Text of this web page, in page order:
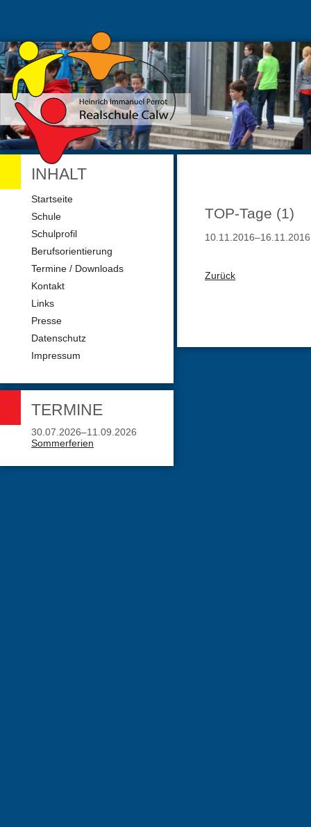
TOP-Tage (1)
10.11.2016–16.11.2016
Zurück
INHALT
Navigation
Startseite
Schule
Schulprofil
Berufsorientierung
Termine / Downloads
Kontakt
Links
Presse
Datenschutz
Impressum
TERMINE
30.07.2026–11.09.2026
Sommerferien